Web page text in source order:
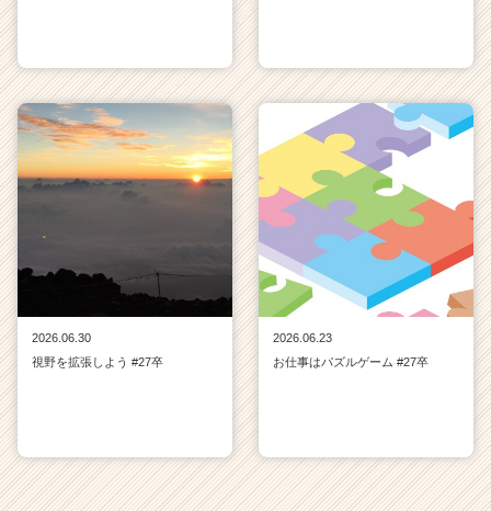
2026.06.30
視野を拡張しよう #27卒
2026.06.23
お仕事はパズルゲーム #27卒